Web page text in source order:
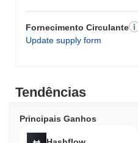
Fornecimento Circulante
Update supply form
Tendências
Principais Ganhos